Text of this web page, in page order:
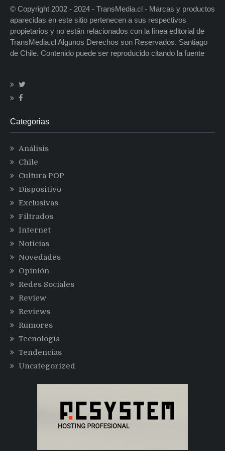
© Copyright 2002 - 2024 - TransMedia.cl - Marcas y productos
aparecidas en este sitio pertenecen a sus respectivos
propietarios y no están relacionados con la línea editorial de
TransMedia.cl Algunos Derechos son Reservados. Santiago
de Chile. Contenido puede ser reproducido citando la fuente
Categorias
Análisis
Chile
Cultura POP
Dispositivo
Exclusivas
Filtrados
Internet
Noticias
Novedades
Opinión
Redes Sociales
Review
Reviews
Rumores
Tecnología
Tendencias
Uncategorized